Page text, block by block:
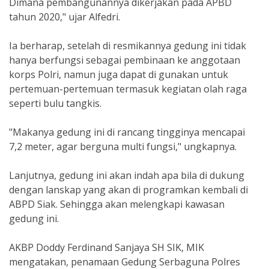
tahun 2020," ujar Alfedri.
Ia berharap, setelah di resmikannya gedung ini tidak
hanya berfungsi sebagai pembinaan ke anggotaan
korps Polri, namun juga dapat di gunakan untuk
pertemuan-pertemuan termasuk kegiatan olah raga
seperti bulu tangkis.
"Makanya gedung ini di rancang tingginya mencapai
7,2 meter, agar berguna multi fungsi," ungkapnya.
Lanjutnya, gedung ini akan indah apa bila di dukung
dengan lanskap yang akan di programkan kembali di
ABPD Siak. Sehingga akan melengkapi kawasan
gedung ini.
AKBP Doddy Ferdinand Sanjaya SH SIK, MIK
mengatakan, penamaan Gedung Serbaguna Polres